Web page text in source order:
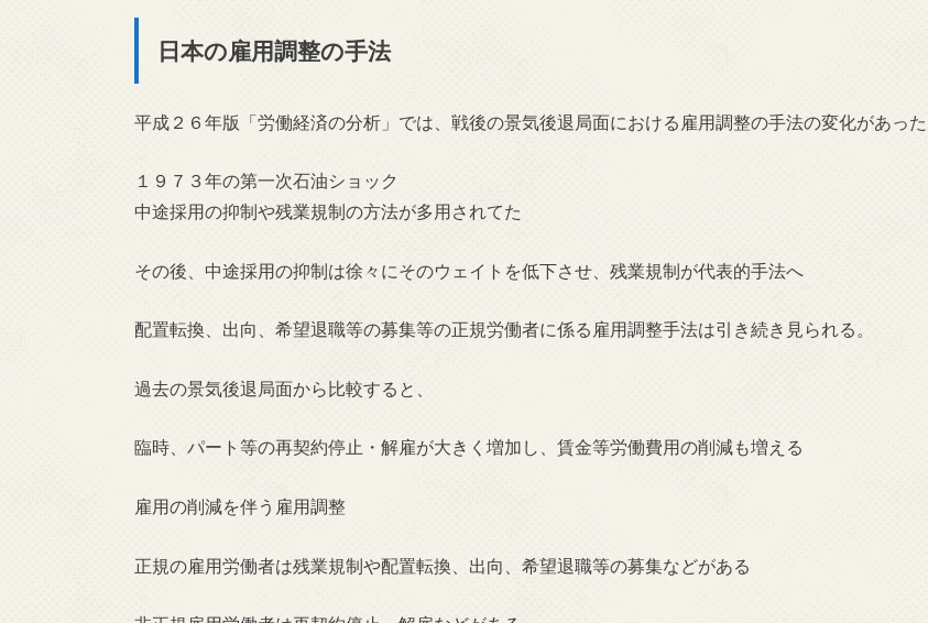
日本の雇用調整の手法
平成２６年版「労働経済の分析」では、戦後の景気後退局面における雇用調整の手法の変化があった
１９７３年の第一次石油ショック
中途採用の抑制や残業規制の方法が多用されてた
その後、中途採用の抑制は徐々にそのウェイトを低下させ、残業規制が代表的手法へ
配置転換、出向、希望退職等の募集等の正規労働者に係る雇用調整手法は引き続き見られる。
過去の景気後退局面から比較すると、
臨時、パート等の再契約停止・解雇が大きく増加し、賃金等労働費用の削減も増える
雇用の削減を伴う雇用調整
正規の雇用労働者は残業規制や配置転換、出向、希望退職等の募集などがある